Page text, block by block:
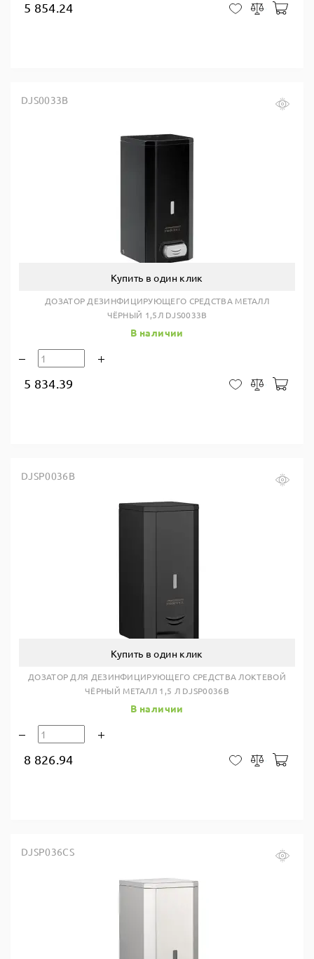
5 854.24 В закладки
Сравнить
DJS0033B
Купить в один клик
ДОЗАТОР ДЕЗИНФИЦИРУЮЩЕГО СРЕДСТВА МЕТАЛЛ
ЧЁРНЫЙ 1,5Л DJS0033B
В наличии
5 834.39 В закладки
Сравнить
DJSP0036B
Купить в один клик
ДОЗАТОР ДЛЯ ДЕЗИНФИЦИРУЮЩЕГО СРЕДСТВА ЛОКТЕВОЙ
ЧЁРНЫЙ МЕТАЛЛ 1,5 Л DJSP0036B
В наличии
8 826.94 В закладки
Сравнить
DJSP036CS